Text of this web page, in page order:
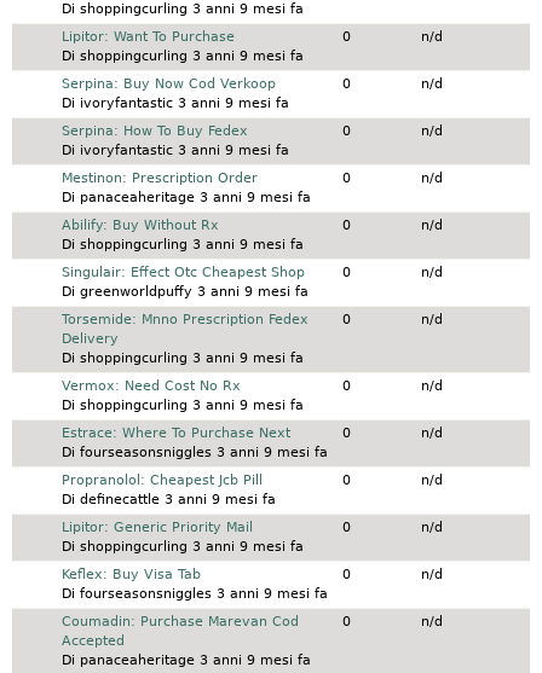
Di shoppingcurling 3 anni 9 mesi fa
Discussione normale
Lipitor: Want To Purchase
Di shoppingcurling 3 anni 9 mesi fa
0 n/d
Discussione normale
Serpina: Buy Now Cod Verkoop
Di ivoryfantastic3 anni 9 mesi fa
0 n/d
Discussione normale
Serpina: How To Buy Fedex
Di ivoryfantastic3 anni 9 mesi fa
0 n/d
Discussione normale
Mestinon: Prescription Order
Di panaceaheritage3 anni 9 mesi fa
0 n/d
Discussione normale
Abilify: Buy Without Rx
Di shoppingcurling 3 anni 9 mesi fa
0 n/d
Discussione normale
Singulair: Effect Otc Cheapest Shop
Di greenworldpuffy 3 anni 9 mesi fa
0 n/d
Discussione normale
Torsemide: Mnno Prescription Fedex
Delivery
Di shoppingcurling 3 anni 9 mesi fa
0 n/d
Discussione normale
Vermox: Need Cost No Rx
Di shoppingcurling 3 anni 9 mesi fa
0 n/d
Discussione normale
Estrace: Where To Purchase Next
Di fourseasonsniggles3 anni 9 mesi fa
0 n/d
Discussione normale
Propranolol: Cheapest Jcb Pill
Di definecattle3 anni 9 mesi fa
0 n/d
Discussione normale
Lipitor: Generic Priority Mail
Di shoppingcurling 3 anni 9 mesi fa
0 n/d
Discussione normale
Keflex: Buy Visa Tab
Di fourseasonsniggles3 anni 9 mesi fa
0 n/d
Discussione normale
Coumadin: Purchase Marevan Cod
Accepted
Di panaceaheritage3 anni 9 mesi fa
0 n/d